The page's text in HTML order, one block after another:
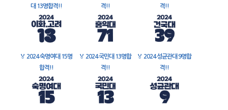
대 13명합격!!
격!!
격!!
🏅 2024 숙명여대 15명
합격!!
🏅 2024 국민대 13명합
격!!
🏅 2024 성균관대 9명합
격!!